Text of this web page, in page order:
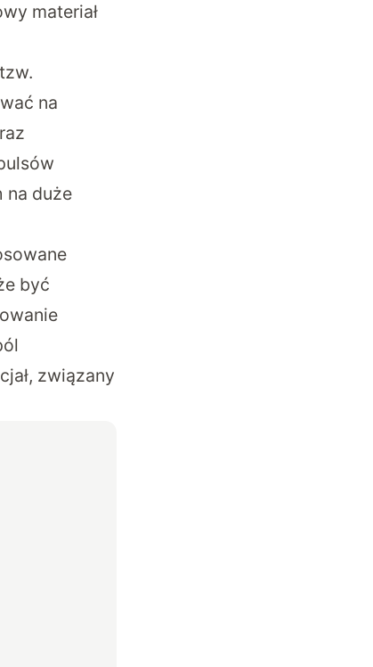
materiał
na
na duże
być
związany